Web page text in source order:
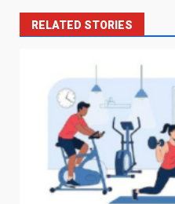
RELATED STORIES